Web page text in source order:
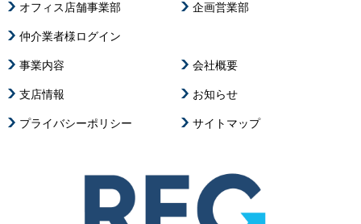
オフィス店舗事業部 企画営業部
仲介業者様ログイン
事業内容 会社概要
支店情報 お知らせ
プライバシーポリシー サイトマップ